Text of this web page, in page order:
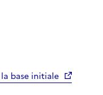
base initiale